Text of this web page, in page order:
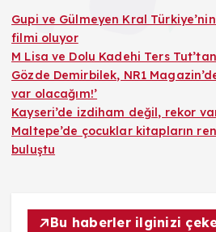
Gupi ve Gülmeyen Kral
filmi oluyor
M Lisa ve Dolu Kadehi Ters
Gözde Demirbilek, NR1
var olacağım!’
Kayseri’de izdiham değil, rekor
Maltepe’de çocuklar kitapların
buluştu
Bu haberler ilginizi